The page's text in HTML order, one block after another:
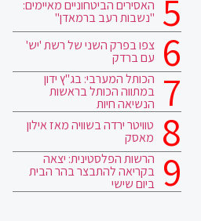
האסירים הביטחוניים מאיימים:
"נשבות רעב ברמאדן"
צפו בפרק השני של רשת 'יש'
עם ברדק
הכותל המערבי: בג"ץ ידון
במתווה הכותל בראשות
הנשיאה חיות
טוויטר ירדה בשוויה מאז אילון
מאסק
הרשות הפלסטינית: יצאה
בקריאה להתבצר בהר הבית
ביום שישי